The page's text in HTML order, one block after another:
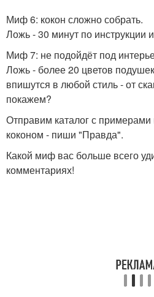
Миф 6: кокон сложно собрать.
Ложь - 30 минут по инструкции
Миф 7: не подойдёт под
Ложь - более 20 цветов
впишутся в любой стиль - от
покажем?
Отправим каталог с
коконом - пиши "Правда".
Какой миф вас больше всего
комментариях!